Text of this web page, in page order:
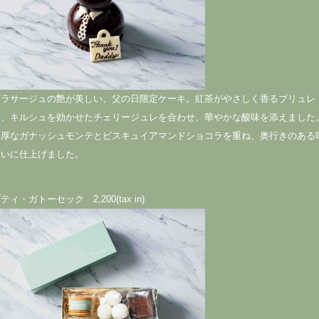
サージュの艶が美しい、父の日限定ケーキ。紅茶がやさしく香るブリュレ
キルシュを効かせたチェリージュレを合わせ、華やかな酸味を添えました
なガナッシュモンテとビスキュイアマンドショコラを重ね、奥行きのある
に仕上げました。
ィ・ガトーセック 2,200(tax in)